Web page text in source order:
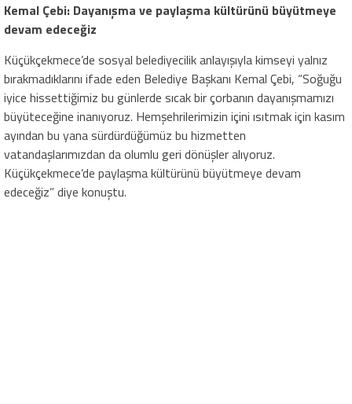
Kemal Çebi: Dayanışma ve paylaşma kültürünü büyütmeye
devam edeceğiz
Küçükçekmece’de sosyal belediyecilik anlayışıyla kimseyi yalnız
bırakmadıklarını ifade eden Belediye Başkanı Kemal Çebi, “Soğuğu
iyice hissettiğimiz bu günlerde sıcak bir çorbanın dayanışmamızı
büyüteceğine inanıyoruz. Hemşehrilerimizin içini ısıtmak için kasım
ayından bu yana sürdürdüğümüz bu hizmetten
vatandaşlarımızdan da olumlu geri dönüşler alıyoruz.
Küçükçekmece’de paylaşma kültürünü büyütmeye devam
edeceğiz” diye konuştu.